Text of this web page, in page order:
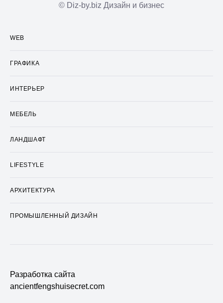
© Diz-by.biz Дизайн и бизнес
WEB
ГРАФИКА
ИНТЕРЬЕР
МЕБЕЛЬ
ЛАНДШАФТ
LIFESTYLE
АРХИТЕКТУРА
ПРОМЫШЛЕННЫЙ ДИЗАЙН
Разработка сайта
ancientfengshuisecret.com